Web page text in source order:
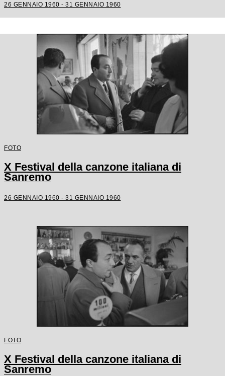
26 GENNAIO 1960 - 31 GENNAIO 1960
FOTO
X Festival della canzone italiana di
Sanremo
26 GENNAIO 1960 - 31 GENNAIO 1960
FOTO
X Festival della canzone italiana di
Sanremo